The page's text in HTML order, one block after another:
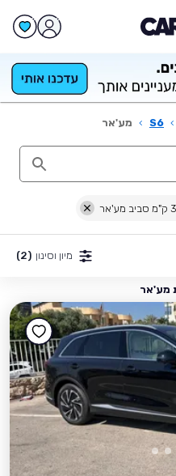
›
S6
› מע'אר
מיון וסינון (2)